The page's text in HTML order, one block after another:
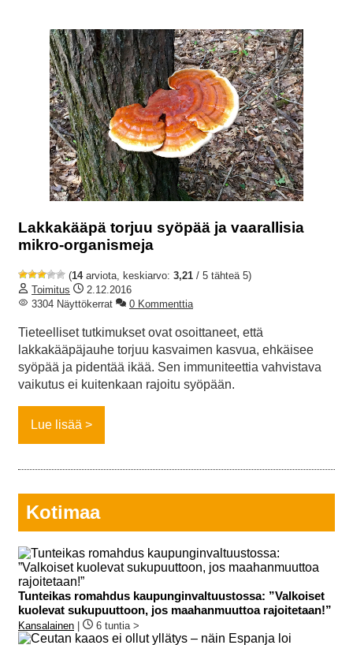
Lakkakääpä torjuu syöpää ja vaarallisia
mikro-organismeja
(14arviota, keskiarvo: 3,21 / 5 tähteä 5)
Toimitus
2.12.2016
3304 Näyttökerrat
0 Kommenttia
Tieteelliset tutkimukset ovat osoittaneet, että
lakkakääpäjauhe torjuu kasvaimen kasvua, ehkäisee
syöpää ja pidentää ikää. Sen immuniteettia vahvistava
vaikutus ei kuitenkaan rajoitu syöpään.
Lue lisää
Kotimaa
Tunteikas romahdus kaupunginvaltuustossa: ”Valkoiset
kuolevat sukupuuttoon, jos maahanmuuttoa rajoitetaan!”
Kansalainen 6 tuntia >